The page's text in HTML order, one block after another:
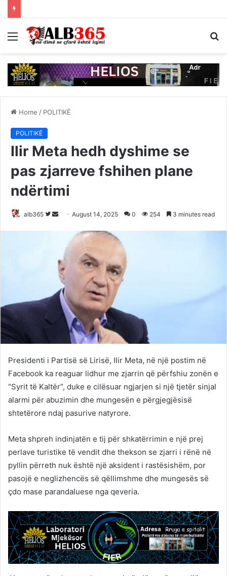
Menu
Home / POLITIKË
POLITIKË
Ilir Meta hedh dyshime se
pas zjarreve fshihen plane
ndërtimi
alb365
Follow
Send
email
August 14, 2025 0 254 3 minutes read
Presidenti i Partisë së Lirisë, Ilir Meta, në një postim në
Facebook ka reaguar lidhur me zjarrin që përfshiu zonën e
“Syrit të Kaltër”, duke e cilësuar ngjarjen si një tjetër sinjal
alarmi për abuzimin dhe mungesën e përgjegjësisë
shtetërore ndaj pasurive natyrore.
Meta shpreh indinjatën e tij për shkatërrimin e një prej
perlave turistike të vendit dhe thekson se zjarri i rënë në
pyllin përreth nuk është një aksident i rastësishëm, por
pasojë e neglizhencës së qëllimshme dhe mungesës së
çdo mase parandaluese nga qeveria.